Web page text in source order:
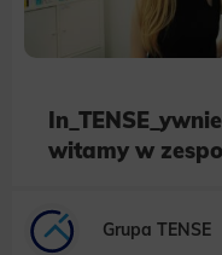
witamy w
Grupa TENSE